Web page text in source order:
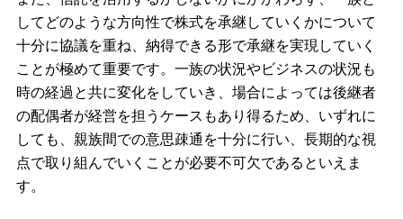
してどのような方向性で株式を承継していくかについて
十分に協議を重ね、納得できる形で承継を実現していく
ことが極めて重要です。一族の状況やビジネスの状況も
時の経過と共に変化をしていき、場合によっては後継者
の配偶者が経営を担うケースもあり得るため、いずれに
しても、親族間での意思疎通を十分に行い、⾧期的な視
点で取り組んでいくことが必要不可欠であるといえま
す。